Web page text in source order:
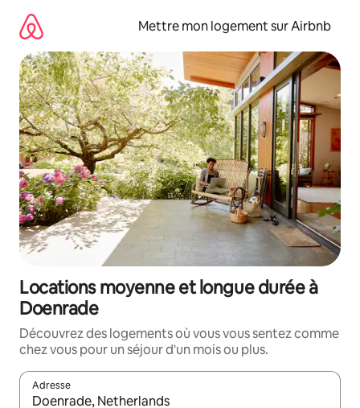
directement
contenu
Mettre mon logement sur Airbnb
Locations moyenne et longue durée à
Doenrade
Découvrez des logements où vous vous sentez comme
chez vous pour un séjour d'un mois ou plus.
Adresse
Lorsque les résultats s'affichent, utilisez les flèches vers le